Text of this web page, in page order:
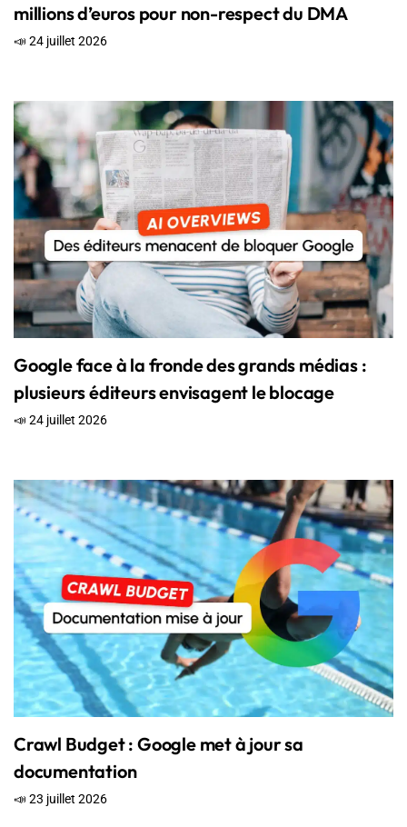
millions d’euros pour non-respect du DMA
📣 24 juillet 2026
Google face à la fronde des grands médias :
plusieurs éditeurs envisagent le blocage
📣 24 juillet 2026
Crawl Budget : Google met à jour sa
documentation
📣 23 juillet 2026